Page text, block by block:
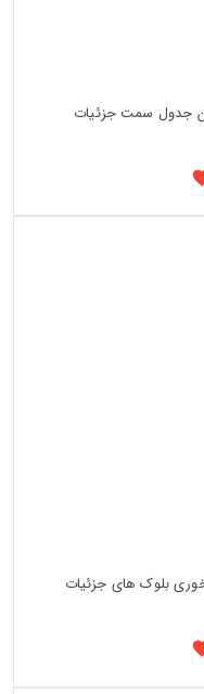
جدول سمت جزئیات
خوری بلوک های جزئیات